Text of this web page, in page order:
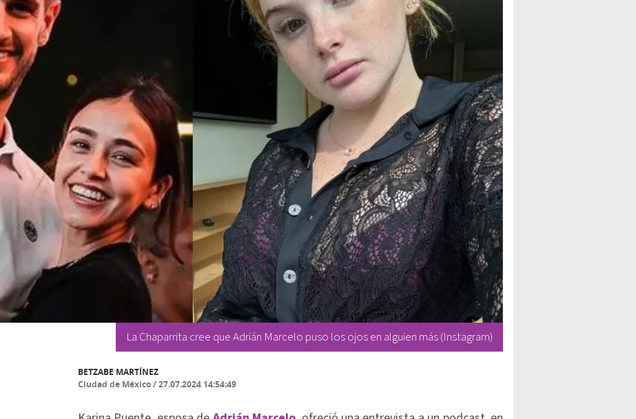
La Chaparrita cree que Adrián Marcelo puso los ojos en alguien más (Instagram)
BETZABE MARTÍNEZ
Ciudad de México/27.07.2024 14:54:49